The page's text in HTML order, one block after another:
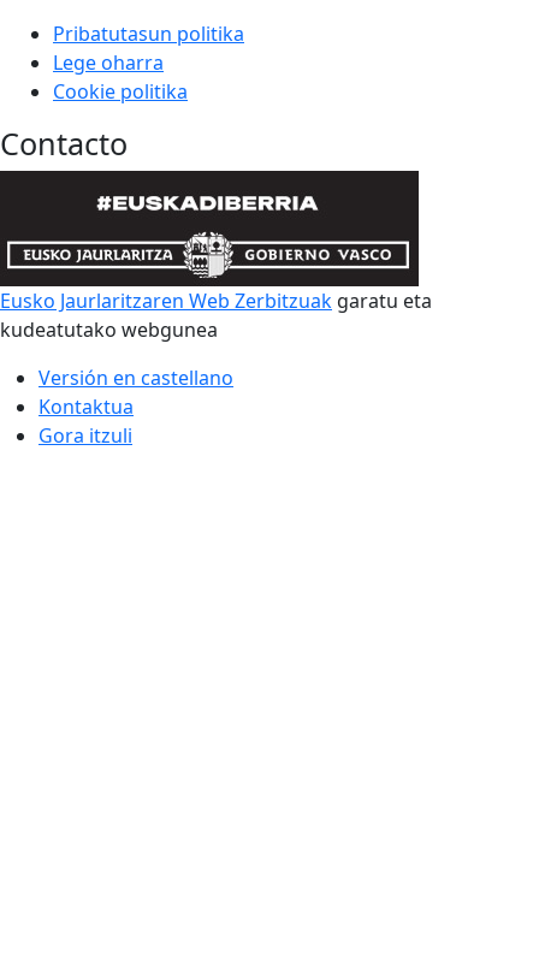
Pribatutasun politika
Lege oharra
Cookie politika
Contacto
Eusko Jaurlaritzaren Web Zerbitzuak garatu eta
kudeatutako webgunea
Versión en castellano
Kontaktua
Gora itzuli